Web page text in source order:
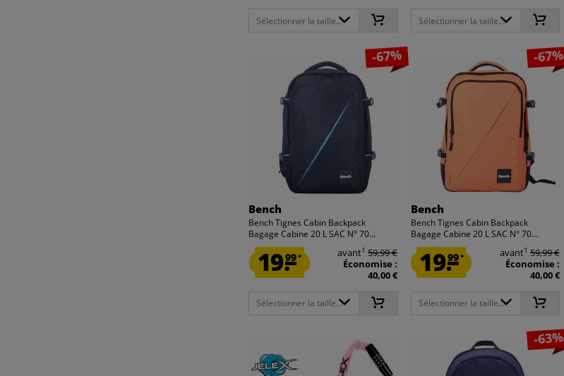
Sélectionner la taille... Sélectionner la taille...
-67%
Bench
Bench Tignes Cabin Backpack
Bagage Cabine 20 L SAC N° 70...
19.99* avant1 59,99 €
Économise :
40,00 €
Sélectionner la taille...
-67%
Bench
Bench Tignes Cabin Backpack
Bagage Cabine 20 L SAC N° 70...
19.99* avant1 59,99 €
Économise :
40,00 €
Sélectionner la taille...
-63%